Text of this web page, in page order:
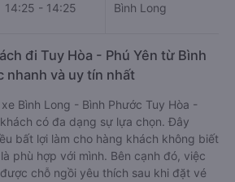
14:25 - 14:25 Bình Long
đi Tuy Hòa - Phú Yên từ Bình
nhanh và uy tín nhất
Bình Long - Bình Phước Tuy Hòa -
có đa dạng sự lựa chọn. Đây
bất lợi làm cho hàng khách không biết
phù hợp với mình. Bên cạnh đó, việc
chỗ ngồi yêu thích sau khi đặt vé